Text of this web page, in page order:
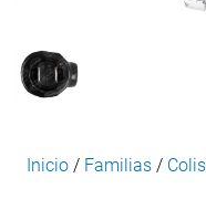
Inicio / Familias /